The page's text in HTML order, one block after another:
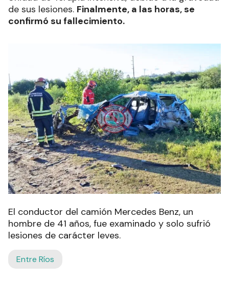
de sus lesiones. Finalmente, a las horas, se
confirmó su fallecimiento.
El conductor del camión Mercedes Benz, un
hombre de 41 años, fue examinado y solo sufrió
lesiones de carácter leves.
Entre Ríos